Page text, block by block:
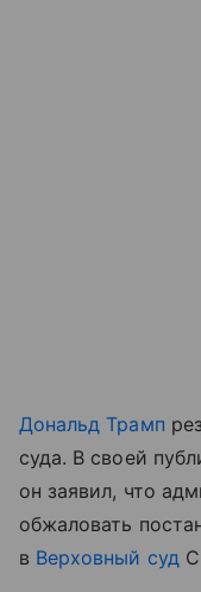
Дональд Трамп
суда. В своей
он заявил, что
обжаловать
в Верховный суд